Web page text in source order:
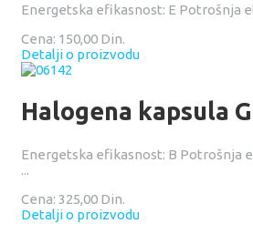
Energetska efikasnost: E Potrošnja
Cena: 150,00 Din.
Detalji o proizvodu
Halogena kapsula
Energetska efikasnost: B Potrošnja
...
Cena: 325,00 Din.
Detalji o proizvodu